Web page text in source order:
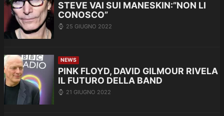
STEVE VAI SUI MANESKIN:”NON LI
CONOSCO”
25 GIUGNO 2022
NEWS
PINK FLOYD, DAVID GILMOUR RIVELA
IL FUTURO DELLA BAND
21 GIUGNO 2022